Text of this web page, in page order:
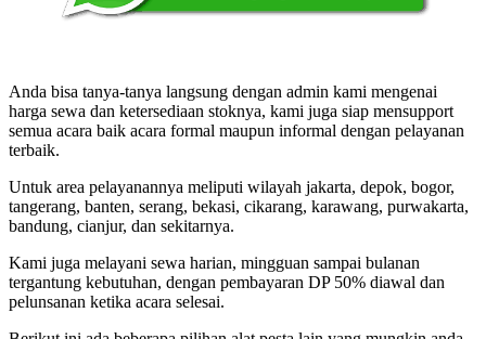
Anda bisa tanya-tanya langsung dengan admin kami mengenai
harga sewa dan ketersediaan stoknya, kami juga siap mensupport
semua acara baik acara formal maupun informal dengan pelayanan
terbaik.
Untuk area pelayanannya meliputi wilayah jakarta, depok, bogor,
tangerang, banten, serang, bekasi, cikarang, karawang, purwakarta,
bandung, cianjur, dan sekitarnya.
Kami juga melayani sewa harian, mingguan sampai bulanan
tergantung kebutuhan, dengan pembayaran DP 50% diawal dan
pelunsanan ketika acara selesai.